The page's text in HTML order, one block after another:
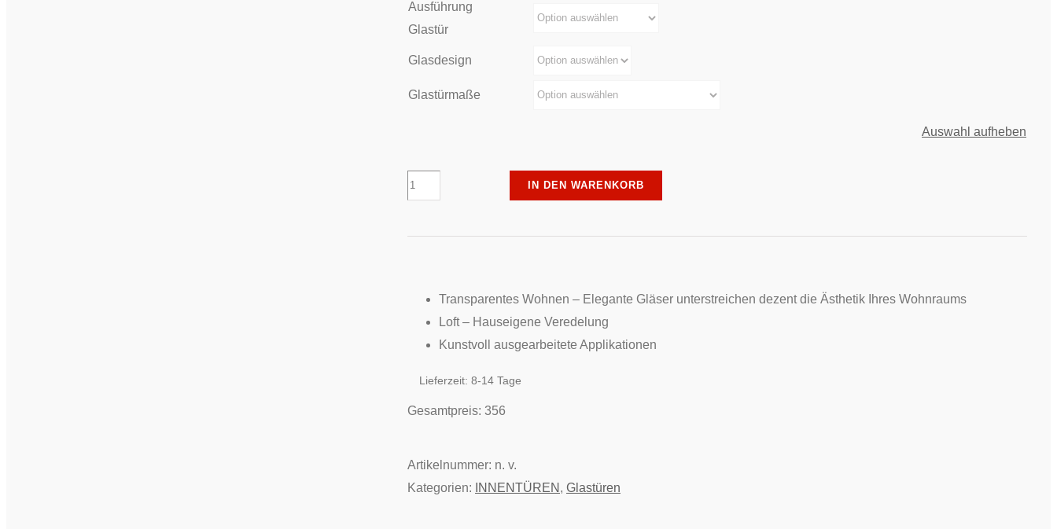
Ausführung
Glastür
Glasdesign
Glastürmaße
Auswahl aufheben
Piktura
-
Spectre
3030
Menge
IN DEN WARENKORB
Transparentes Wohnen – Elegante Gläser unterstreichen dezent die Ästhetik Ihres Wohnraums
Loft – Hauseigene Veredelung
Kunstvoll ausgearbeitete Applikationen
Lieferzeit: 8-14 Tage
Gesamtpreis: 356
Artikelnummer: n. v.
Kategorien:
INNENTÜREN , Glastüren